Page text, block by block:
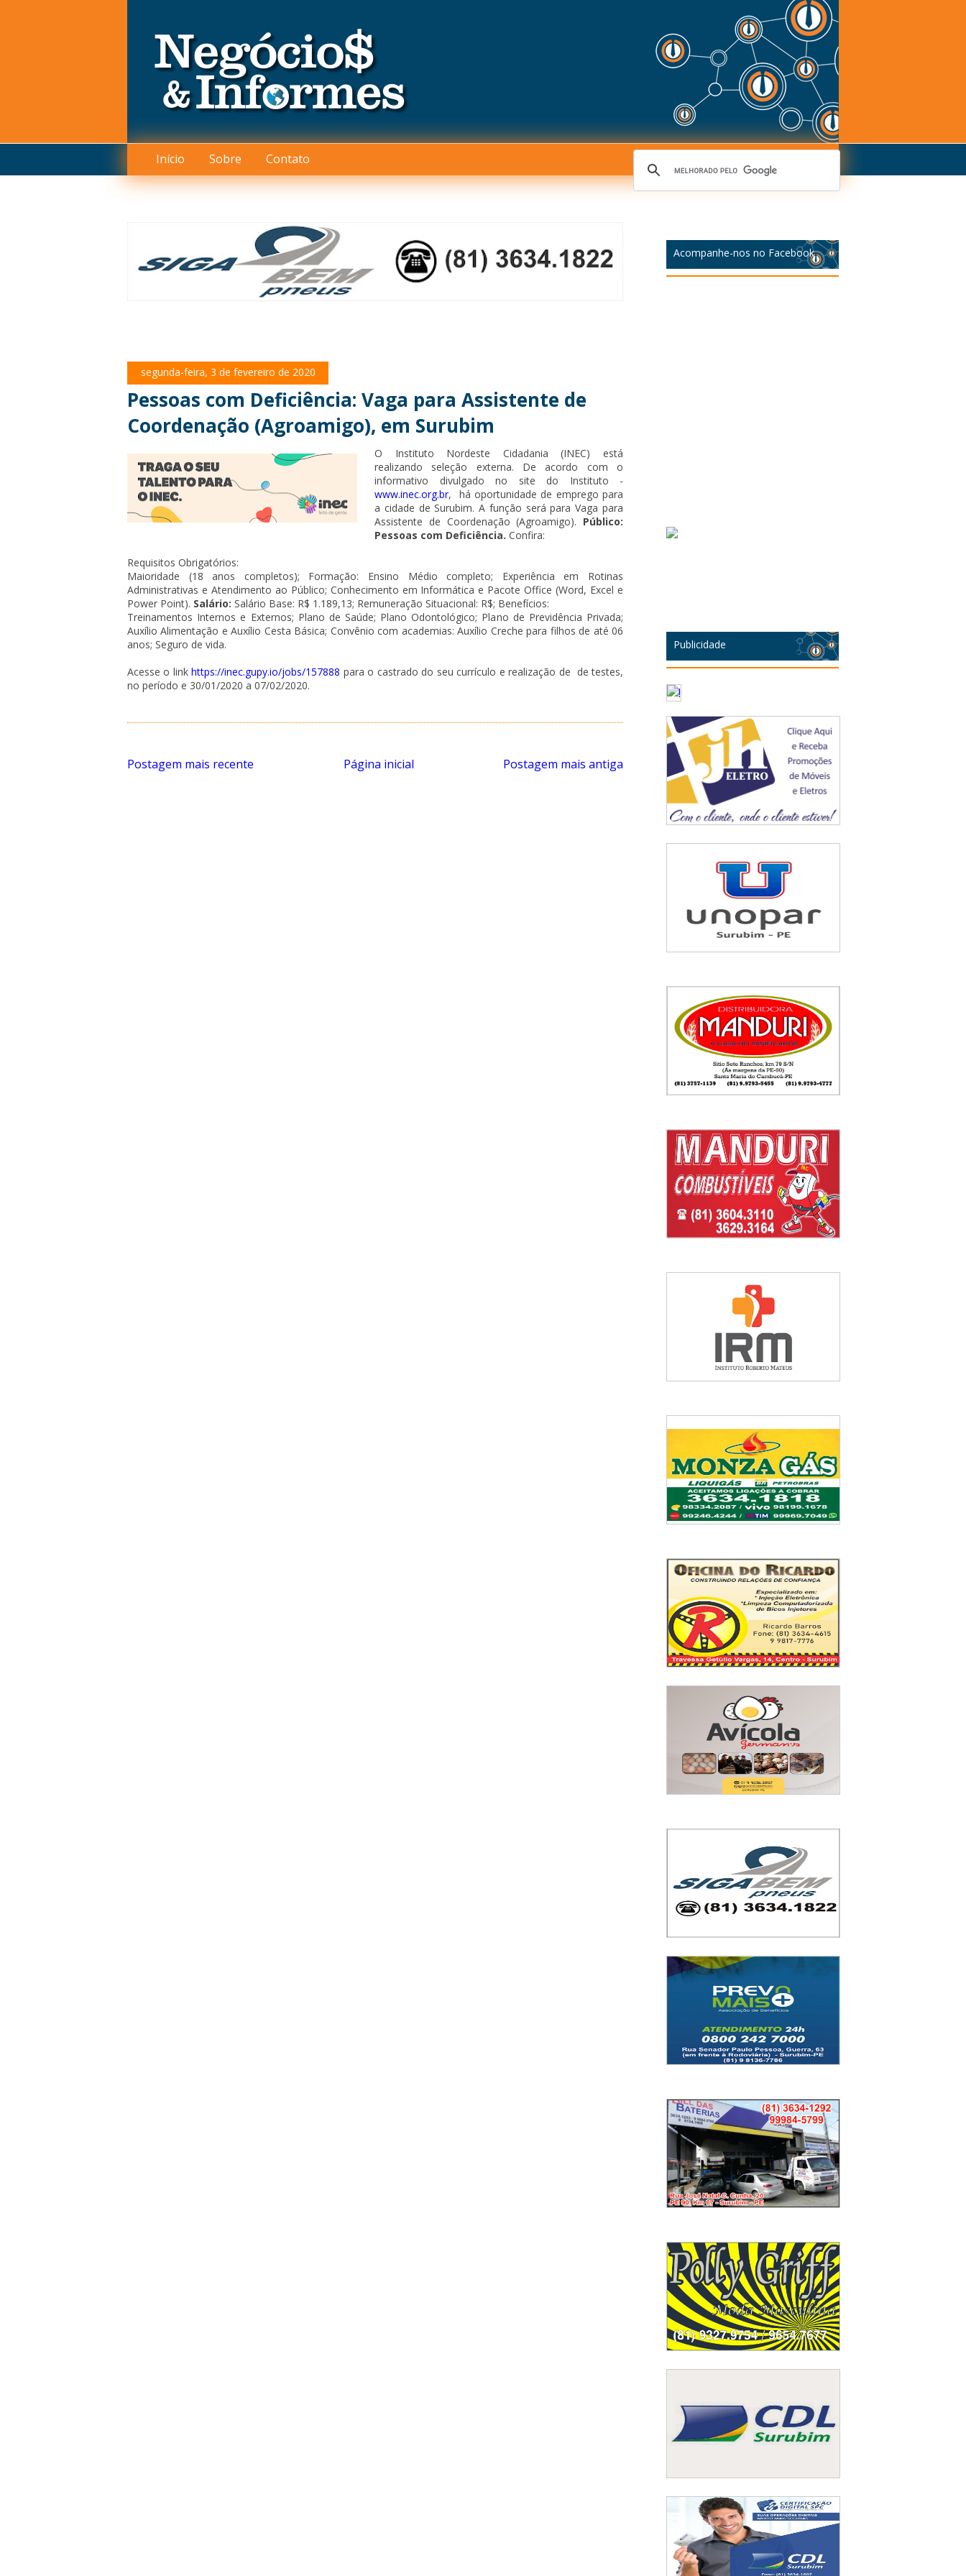
Início Sobre Contato
segunda-feira, 3 de fevereiro de 2020
Pessoas com Deficiência: Vaga para Assistente de
Coordenação (Agroamigo), em Surubim
O Instituto Nordeste Cidadania (INEC) está
realizando seleção externa. De acordo com o
informativo divulgado no site do Instituto -
www.inec.org.br, há oportunidade de emprego para
a cidade de Surubim. A função será para Vaga para
Assistente de Coordenação (Agroamigo). Público:
Pessoas com Deficiência. Confira:
Requisitos Obrigatórios:
Maioridade (18 anos completos); Formação: Ensino Médio completo; Experiência em Rotinas
Administrativas e Atendimento ao Público; Conhecimento em Informática e Pacote Office (Word, Excel e
Power Point). Salário: Salário Base: R$ 1.189,13; Remuneração Situacional: R$; Benefícios:
Treinamentos Internos e Externos; Plano de Saúde; Plano Odontológico; Plano de Previdência Privada;
Auxílio Alimentação e Auxílio Cesta Básica; Convênio com academias: Auxílio Creche para filhos de até 06
anos; Seguro de vida.
Acesse o linkhttps://inec.gupy.io/jobs/157888 para o castrado do seu currículo e realização de de testes,
no período e 30/01/2020 a 07/02/2020.
Postagem mais recente Postagem mais antiga
Página inicial
Acompanhe-nos no Facebook
Publicidade